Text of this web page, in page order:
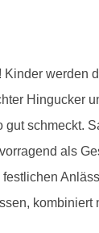
werden
Hingucker
schmeckt.
als